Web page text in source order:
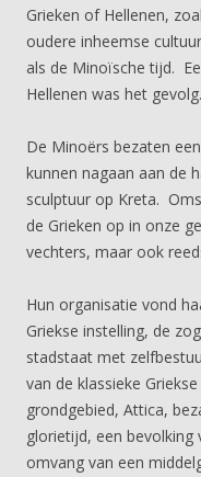
Grieken of Hellenen,
oudere inheemse
als de Minoïsche tijd.
Hellenen was het gevolg.
De Minoërs bezaten
kunnen nagaan aan de
sculptuur op Kreta.
de Grieken op in onze
vechters, maar ook
Hun organisatie vond
Griekse instelling, de
stadstaat met
van de klassieke
grondgebied, Attica,
glorietijd, een bevolking
omvang van een